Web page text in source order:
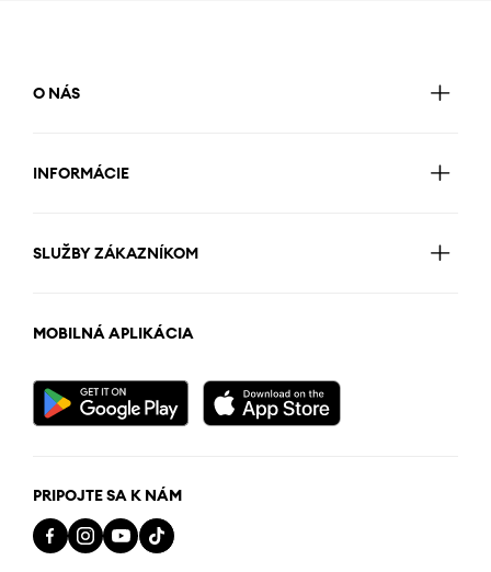
O NÁS
INFORMÁCIE
SLUŽBY ZÁKAZNÍKOM
MOBILNÁ APLIKÁCIA
PRIPOJTE SA K NÁM